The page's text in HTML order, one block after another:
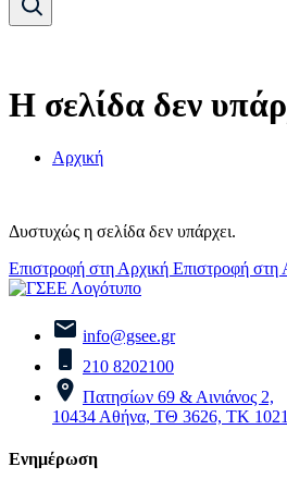
Η σελίδα δεν
Αρχική
Δυστυχώς η σελίδα δεν υπάρχει.
Επιστροφή στη Αρχική Επιστροφή στη
info@gsee.gr
210 8202100
Πατησίων 69 & Αινιάνος 2,
10434 Αθήνα, ΤΘ 3626, ΤΚ
Ενημέρωση